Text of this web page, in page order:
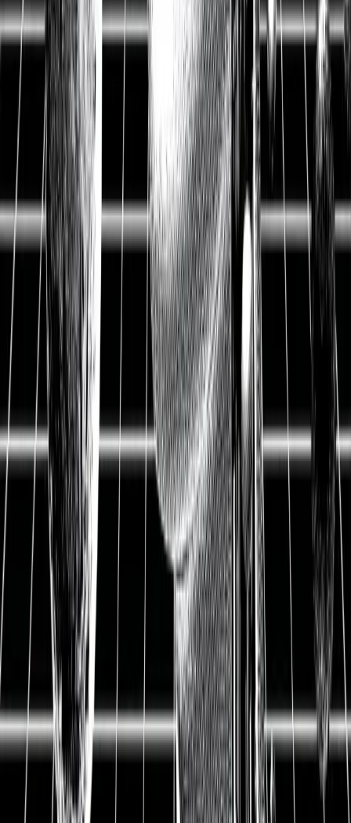
Crash Report
TeamViewer Crash Report
-13%: so handelt man als
langfristiger Investor
08.07.2021
0.1
TeamViewer Aktie im Crash am 8.